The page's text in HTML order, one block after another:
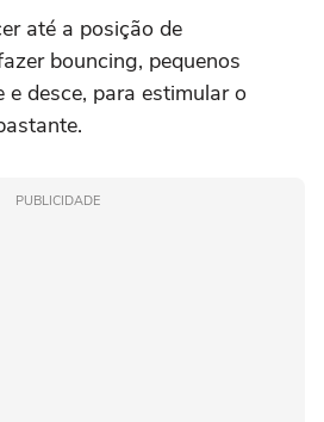
até a posição de
bouncing, pequenos
e desce, para estimular o
PUBLICIDADE